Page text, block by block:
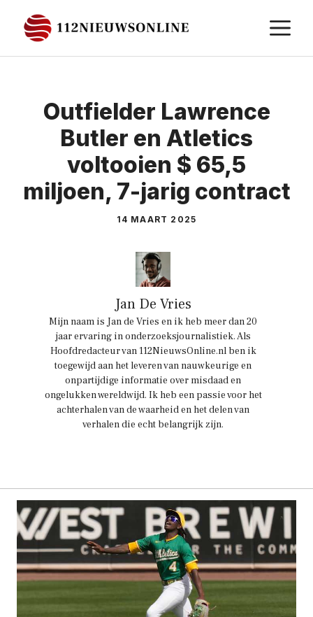
naar
de
Outfielder Lawrence
Butler en Atletics
voltooien $ 65,5
miljoen, 7-jarig contract
14 MAART 2025
Jan De Vries
Mijn naam is Jan de Vries en ik heb meer dan 20
jaar ervaring in onderzoeksjournalistiek. Als
Hoofdredacteur van 112NieuwsOnline.nl ben ik
toegewijd aan het leveren van nauwkeurige en
onpartijdige informatie over misdaad en
ongelukken wereldwijd. Ik heb een passie voor het
achterhalen van de waarheid en het delen van
verhalen die echt belangrijk zijn.